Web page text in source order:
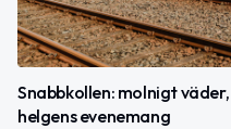
Snabbkollen: molnigt
helgens evenemang